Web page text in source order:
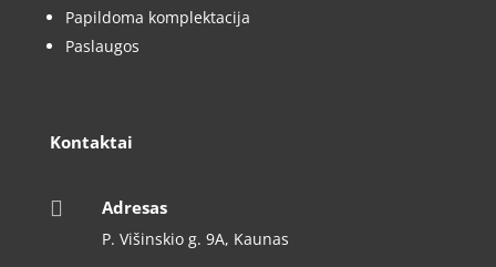
Papildoma komplektacija
Paslaugos
Kontaktai
 Adresas
P. Višinskio g. 9A, Kaunas